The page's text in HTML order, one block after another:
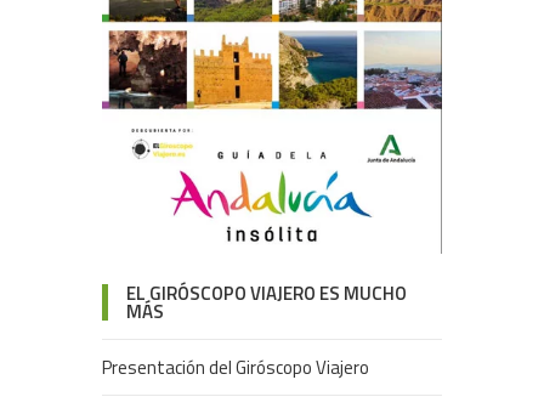
EL GIRÓSCOPO VIAJERO ES MUCHO
MÁS
Presentación del Giróscopo Viajero